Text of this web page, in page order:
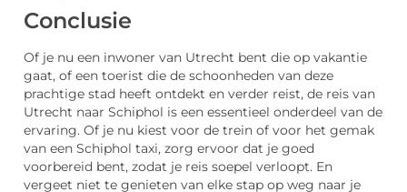
Conclusie
Of je nu een inwoner van Utrecht bent die op vakantie
gaat, of een toerist die de schoonheden van deze
prachtige stad heeft ontdekt en verder reist, de reis van
Utrecht naar Schiphol is een essentieel onderdeel van de
ervaring. Of je nu kiest voor de trein of voor het gemak
van een Schiphol taxi, zorg ervoor dat je goed
voorbereid bent, zodat je reis soepel verloopt. En
vergeet niet te genieten van elke stap op weg naar je